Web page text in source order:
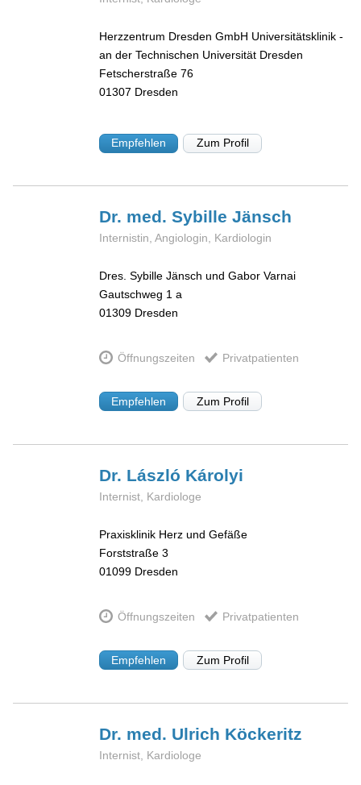
Herzzentrum Dresden GmbH Universitätsklinik -
an der Technischen Universität Dresden
Fetscherstraße 76
01307 Dresden
Empfehlen Zum Profil
Dr. med. SybilleJänsch
Internistin, Angiologin, Kardiologin
Dres. Sybille Jänsch und Gabor Varnai
Gautschweg 1 a
01309 Dresden
Öffnungszeiten Privatpatienten
Empfehlen Zum Profil
Dr. László Károlyi
Internist, Kardiologe
Praxisklinik Herz und Gefäße
Forststraße 3
01099 Dresden
Öffnungszeiten Privatpatienten
Empfehlen Zum Profil
Dr. med. Ulrich Köckeritz
Internist, Kardiologe